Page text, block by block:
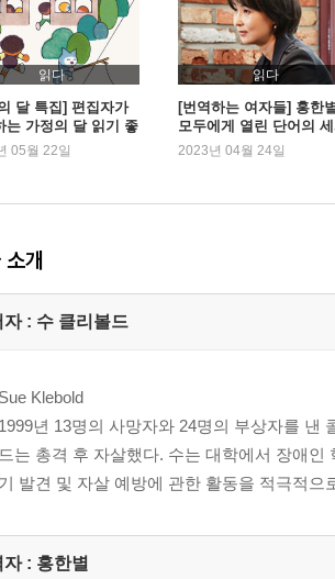
적인 역학 269
살로 가는 길 (3학년 때) 281
으로 가는 길 (4학년 때) 333
적 피해 383
운 인식 387
증언 407
말 446
읽다
달 특집] 편집자가
는 가정의 달 읽기 좋
05월 22일
읽다
[번역하는 여자들] 홍한
모두에게 열린 단어의
2023년 04월 24일
개
자 : 수 클리볼드
Sue Klebold
1999년 13명의 사망자와 24명의 부상자를 낸
드는 총격 후 자살했다. 수는 대학에서 장애
기 발견 및 자살 예방에 관한 활동을 적극적으
자 : 홍한별